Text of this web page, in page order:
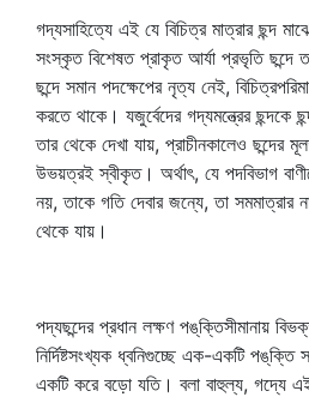
গদ্যসাহিত্যে এই যে বিচিত্র মাত্রার ছন্দ
সংস্কৃত বিশেষত প্রাকৃত আর্যা প্রভৃতি
ছন্দে সমান পদক্ষেপের নৃত্য নেই,
করতে থাকে। যজুর্বেদের গদ্যমন্ত্রের ছন্দকে
তার থেকে দেখা যায়, প্রাচীনকালেও ছন্দের
উভয়ত্রই স্বীকৃত। অর্থাৎ, যে পদবিভাগ
নয়, তাকে গতি দেবার জন্যে, তা সমমাত্রার
থেকে যায়।
পদ্যছন্দের প্রধান লক্ষণ পঙ্‌ক্তিসীমানায়
নির্দিষ্টসংখ্যক ধ্বনিগুচ্ছে এক-একটি
একটি করে বড়ো যতি। বলা বাহুল্য, গদ্যে